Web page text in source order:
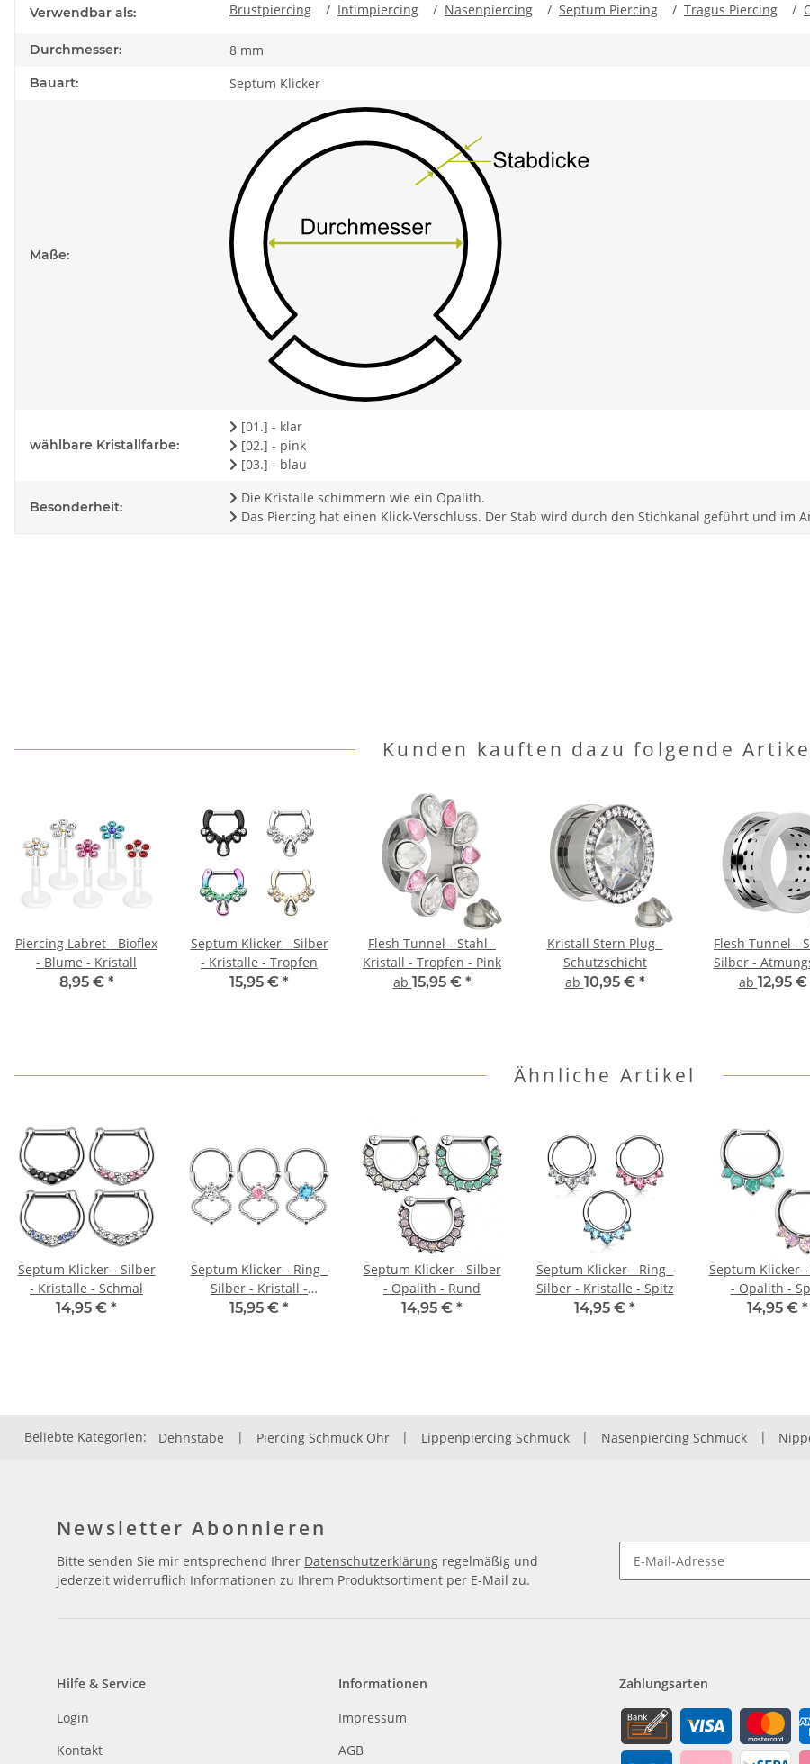
Verwendbar als: Brustpiercing / Intimpiercing / Nasenpiercing / Septum Piercing / Tragus Piercing /
Durchmesser: 8 mm
Bauart: Septum Klicker
Maße:
wählbare Kristallfarbe:
[01.] - klar
[02.] - pink
[03.] - blau
Besonderheit:
Die Kristalle schimmern wie ein Opalith.
Das Piercing hat einen Klick-Verschluss. Der Stab wird durch den Stichkanal geführt und im
Kunden kauften dazu folgende
Piercing Labret - Bioflex
- Blume - Kristall
8,95 € *
Septum Klicker - Silber
- Kristalle - Tropfen
15,95 € *
Flesh Tunnel - Stahl -
Kristall - Tropfen - Pink
ab 15,95 € *
Kristall Stern Plug -
Schutzschicht
ab 10,95 € *
Flesh Tunnel -
Silber -
ab 12,95 €
Ähnliche Artikel
Septum Klicker - Silber
- Kristalle - Schmal
14,95 € *
Septum Klicker - Ring -
Silber - Kristall -
Elegant
15,95 € *
Septum Klicker - Silber
- Opalith - Rund
14,95 € *
Septum Klicker - Ring -
Silber - Kristalle - Spitz
14,95 € *
Septum Klicker
- Opalith -
14,95 € *
Beliebte Kategorien: Dehnstäbe | Piercing Schmuck Ohr | Lippenpiercing Schmuck | Nasenpiercing Schmuck |
Newsletter Abonnieren
Bitte senden Sie mir entsprechend Ihrer Datenschutzerklärung regelmäßig und
jederzeit widerruflich Informationen zu Ihrem Produktsortiment per E-Mail zu.
Hilfe & Service
Login
Kontakt
Informationen
Impressum
AGB
Zahlungsarten